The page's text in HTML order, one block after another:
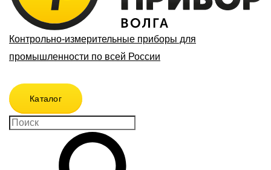
Контрольно-измерительные приборы для
промышленности по всей России
Каталог